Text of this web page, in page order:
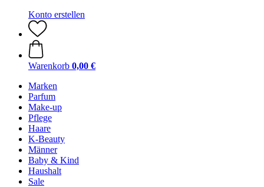
Konto erstellen
Warenkorb 0,00 €
Marken
Parfum
Make-up
Pflege
Haare
K-Beauty
Männer
Baby & Kind
Haushalt
Sale